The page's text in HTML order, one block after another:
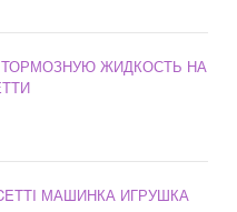
ЖИДКОСТЬ НА
МАШИНКА ИГРУШКА